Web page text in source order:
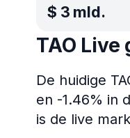
$ 3 mld.
TAO Live
De huidige
en -1.46% in
is de live